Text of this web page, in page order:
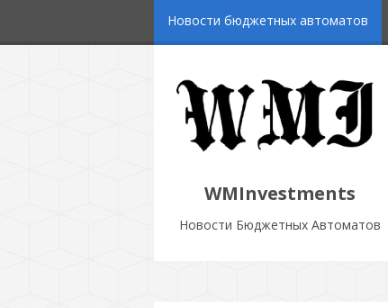
Новости бюджетных автоматов
WMInvestments
Новости Бюджетных Автоматов